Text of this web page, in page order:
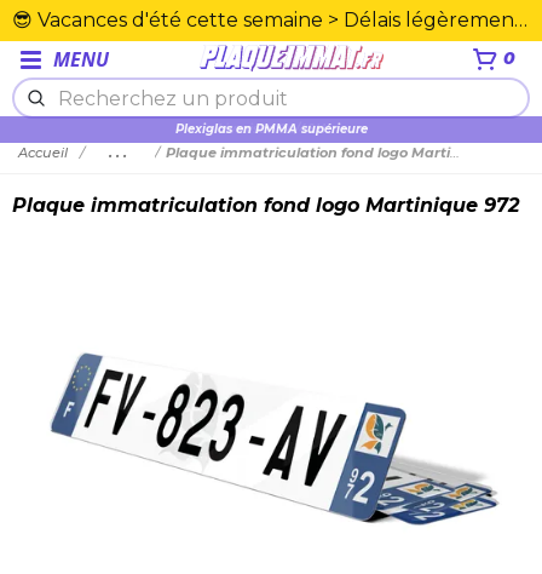
😎 Vacances d'été cette semaine > Délais légèrement rallongés. Merci☀️
MENU 0
Plexiglas en PMMA supérieure
Accueil ... Plaque immatriculation fond logo Martinique 972
Plaque immatriculation fond logo Martinique 972